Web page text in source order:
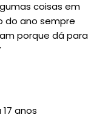
coisas em
do ano sempre
porque dá para
anos